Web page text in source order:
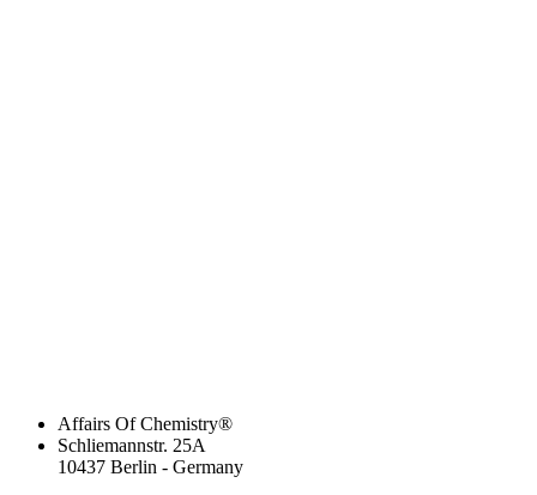
Affairs Of Chemistry®
Schliemannstr. 25A
10437 Berlin - Germany